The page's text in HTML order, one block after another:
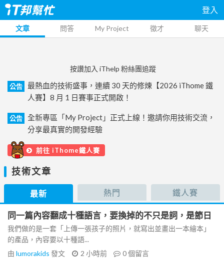
登入
文章 問答 My Project 徵才 聊天
按讚加入 iThelp 粉絲團追蹤
公告
最熱血的技術盛事，連續 30 天的修煉【2026 iThome 鐵
人賽】8 月 1 日賽事正式開啟！
公告
全新專區「My Project」正式上線！邀請你用技術交流，
分享最真實的開發經驗
前往 iThome鐵人賽
技術文章
最新 熱門 鐵人賽
同一篇內容翻成十種語言，要換掉的不只是詞，是節日
我們做的是一套「上傳一張孩子的照片，就寫出並畫出一本繪本」
的產品，內容要以十種語...
由 lumorakids 發文 2 小時前 0個留言